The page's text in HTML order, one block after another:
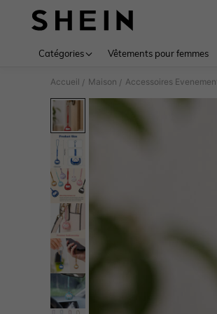
Catégories Vêtements pour femmes
Accueil / Maison / Accessoires